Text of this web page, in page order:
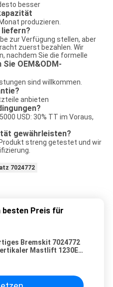
besser
produzieren.
liefern?
zur Verfügung stellen, aber
zuerst bezahlen. Wir
nachdem Sie die formelle
Sie OEM&ODM-
sind willkommen.
anbieten
USD: 30% TT im Voraus,
gewährleisten?
streng getestet und wir
7024772
besten Preis für
Bremskit 7024772
Mastlift 1230ES